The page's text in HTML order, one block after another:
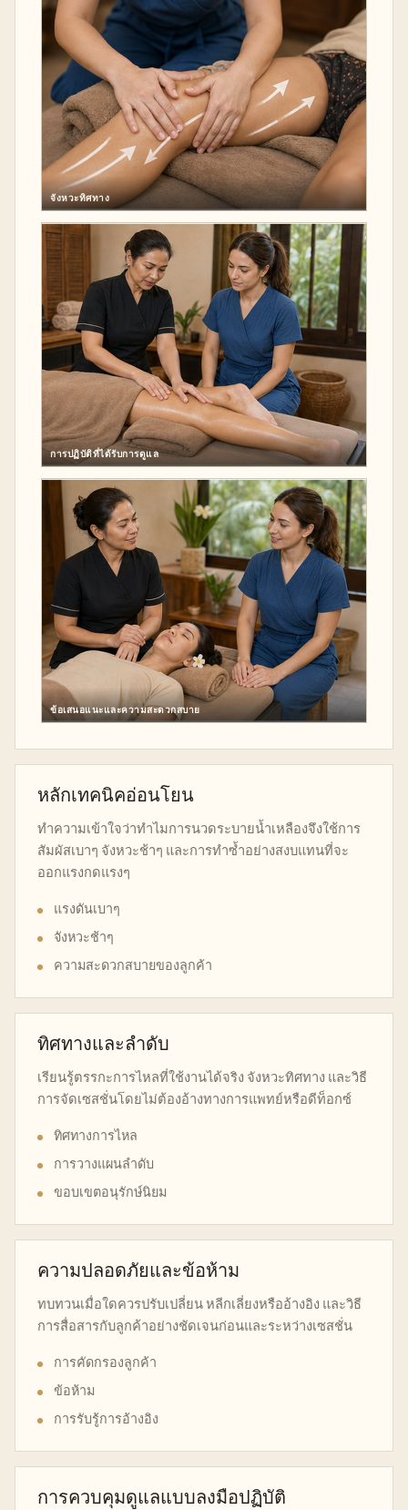
จังหวะทิศทาง
การปฏิบัติที่ได้รับการดูแล
ข้อเสนอแนะและความสะดวกสบาย
หลักเทคนิคอ่อนโยน
ทำความเข้าใจว่าทำไมการนวดระบายน้ำเหลืองจึงใช้การ
สัมผัสเบาๆ จังหวะช้าๆ และการทำซ้ำอย่างสงบแทนที่จะ
ออกแรงกดแรงๆ
แรงดันเบาๆ
จังหวะช้าๆ
ความสะดวกสบายของลูกค้า
ทิศทางและลำดับ
เรียนรู้ตรรกะการไหลที่ใช้งานได้จริง จังหวะทิศทาง และวิธี
การจัดเซสชั่นโดยไม่ต้องอ้างทางการแพทย์หรือดีท็อกซ์
ทิศทางการไหล
การวางแผนลำดับ
ขอบเขตอนุรักษ์นิยม
ความปลอดภัยและข้อห้าม
ทบทวนเมื่อใดควรปรับเปลี่ยน หลีกเลี่ยงหรืออ้างอิง และวิธี
การสื่อสารกับลูกค้าอย่างชัดเจนก่อนและระหว่างเซสชั่น
การคัดกรองลูกค้า
ข้อห้าม
การรับรู้การอ้างอิง
การควบคุมดูแลแบบลงมือปฏิบัติ